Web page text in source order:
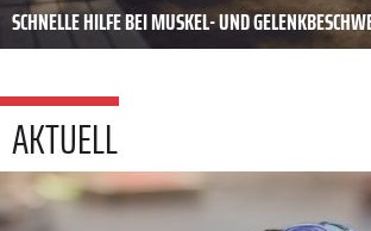
SCHNELLE HILFE BEI MUSKEL- UND
AKTUELL